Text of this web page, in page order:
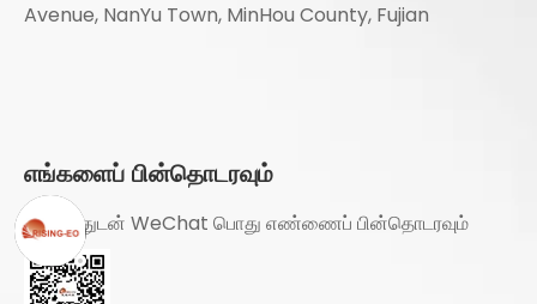
Avenue, NanYu Town, MinHou County, Fujian
எங்களைப் பின்தொடரவும்
ஆர்வத்துடன் WeChat பொது எண்ணைப் பின்தொடரவும்